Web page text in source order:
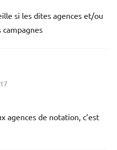
si les dites agences et/ou
agences de notation, c’est